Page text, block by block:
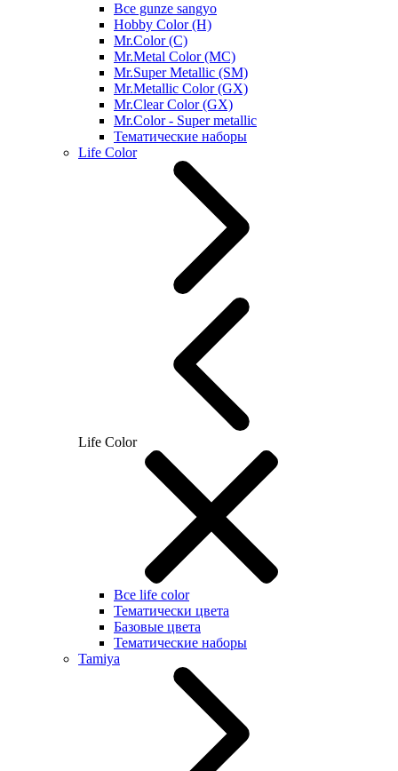
Все gunze sangyo
Hobby Color (H)
Mr.Color (C)
Mr.Metal Color (MC)
Mr.Super Metallic (SM)
Mr.Metallic Color (GX)
Mr.Clear Color (GX)
Mr.Color - Super metallic
Тематические наборы
Life Color
Life Color
Все life color
Тематически цвета
Базовые цвета
Тематические наборы
Tamiya